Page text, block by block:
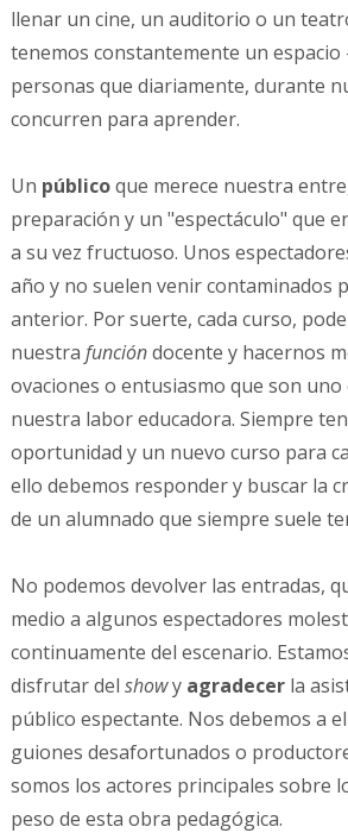
llenar un cine, un auditorio o un
tenemos constantemente un espacio
personas que diariamente, durante
concurren para aprender.
Un públicoque merece nuestra
preparación y un "espectáculo" que
a su vez fructuoso. Unos
año y no suelen venir contaminados
anterior. Por suerte, cada curso,
nuestra funcióndocente y hacernos
ovaciones o entusiasmo que son uno
nuestra labor educadora. Siempre
oportunidad y un nuevo curso para
ello debemos responder y buscar la
de un alumnado que siempre suele
No podemos devolver las entradas,
medio a algunos espectadores
continuamente del escenario.
disfrutar del showy agradecer la
público espectante. Nos debemos a
guiones desafortunados o
somos los actores principales sobre
peso de esta obra pedagógica.